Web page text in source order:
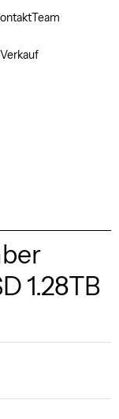
Verkauf
Team
1.28TB